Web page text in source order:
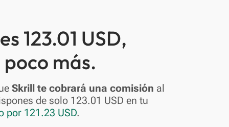
123.01 USD,
más.
Skrill te cobrará una comisión al
de solo 123.01 USD en tu
por 121.23 USD.